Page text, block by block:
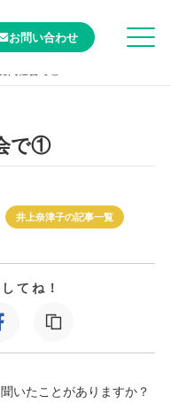
お問い合わせ
で①
井上奈津子の記事一覧
てね！
いたことがありますか？